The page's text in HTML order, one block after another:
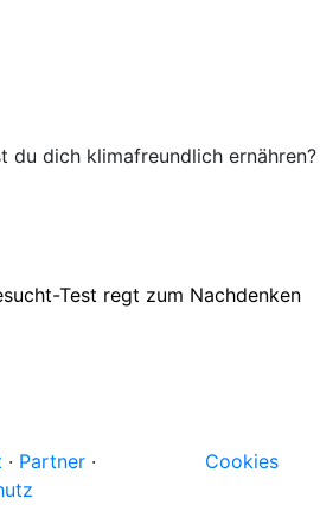
du dich klimafreundlich ernähren?
Test regt zum Nachdenken
· Partner ·
Cookies